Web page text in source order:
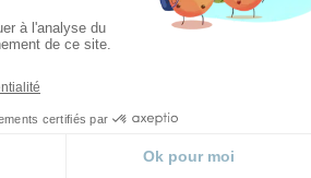
Localisation